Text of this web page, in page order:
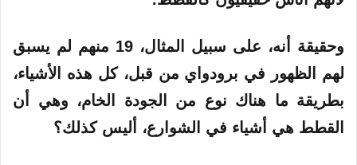
وحقيقة أنه، على سبيل المثال، 19 منهم لم يسبق
لهم الظهور في برودواي من قبل، كل هذه الأشياء،
بطريقة ما هناك نوع من الجودة الخام، وهي أن
القطط هي أشياء في الشوارع، أليس كذلك؟